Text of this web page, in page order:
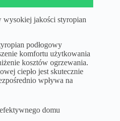
wysokiej jakości styropian
podłogowy
komfortu użytkowania
kosztów ogrzewania.
ciepło jest skutecznie
wpływa na
domu